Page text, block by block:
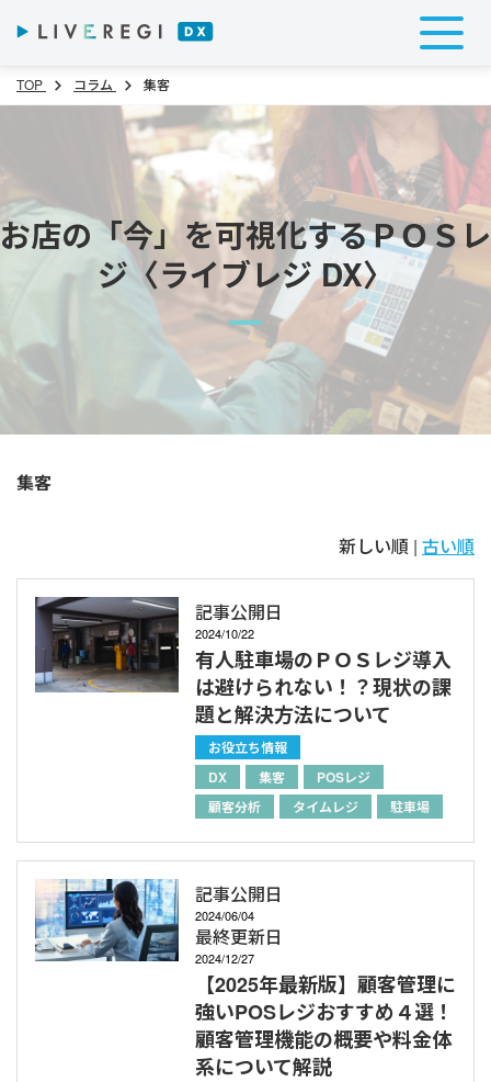
TOP コラム 集客
お店の「今」を可視化するＰＯＳレ
ジ〈ライブレジ DX〉
集客
新しい順 | 古い順
記事公開日
2024/10/22
有人駐車場のＰＯＳレジ導入
は避けられない！？現状の課
題と解決方法について
お役立ち情報
DX
集客
POSレジ
顧客分析
タイムレジ 駐車場
記事公開日
2024/06/04
最終更新日
2024/12/27
【2025年最新版】顧客管理に
強いPOSレジおすすめ４選！
顧客管理機能の概要や料金体
系について解説